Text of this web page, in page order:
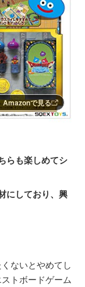
Amazonで見る
らも楽しめてシ
にしており、興
ないとやめてし
トボードゲーム